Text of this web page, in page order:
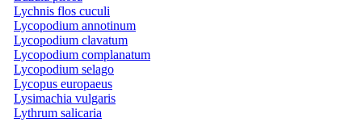
Lychnis flos cuculi
Lycopodium annotinum
Lycopodium clavatum
Lycopodium complanatum
Lycopodium selago
Lycopus europaeus
Lysimachia vulgaris
Lythrum salicaria